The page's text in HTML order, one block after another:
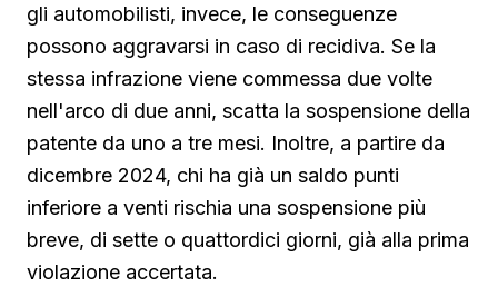
gli automobilisti, invece, le conseguenze
possono aggravarsi in caso di recidiva. Se la
stessa infrazione viene commessa due volte
nell'arco di due anni, scatta la sospensione della
patente da uno a tre mesi. Inoltre, a partire da
dicembre 2024, chi ha già un saldo punti
inferiore a venti rischia una sospensione più
breve, di sette o quattordici giorni, già alla prima
violazione accertata.